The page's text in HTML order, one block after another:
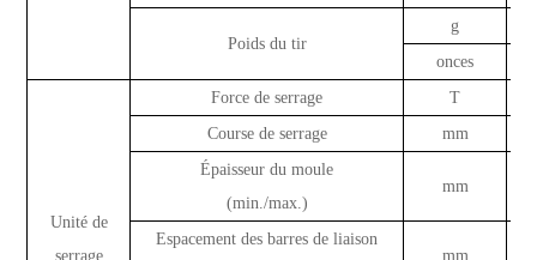
Poids du tir
g
onces
Unité de
serrage
Force de serrage
T
Course de serrage
mm
Épaisseur du moule
(min./max.)
mm
Espacement des barres de liaison
mm